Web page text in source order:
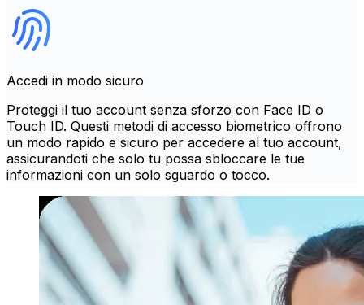
Accedi in modo sicuro
Proteggi il tuo account senza sforzo con Face ID o
Touch ID. Questi metodi di accesso biometrico offrono
un modo rapido e sicuro per accedere al tuo account,
assicurandoti che solo tu possa sbloccare le tue
informazioni con un solo sguardo o tocco.